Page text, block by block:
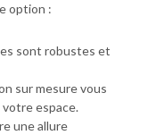
option :
sont robustes et
sur mesure vous
espace.
une allure